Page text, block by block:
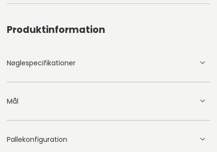
Produktinformation
Nøglespecifikationer
Mål
Pallekonfiguration